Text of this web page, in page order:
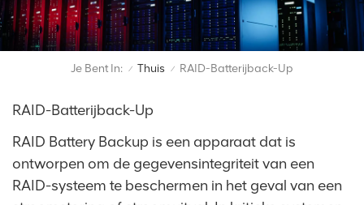
Je Bent In: / Thuis / RAID-Batterijback-Up
RAID-Batterijback-Up
RAID Battery Backup is een apparaat dat is
ontworpen om de gegevensintegriteit van een
RAID-systeem te beschermen in het geval van een